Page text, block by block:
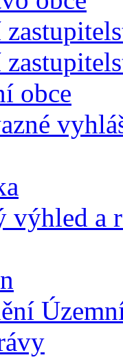
obce
výhled a